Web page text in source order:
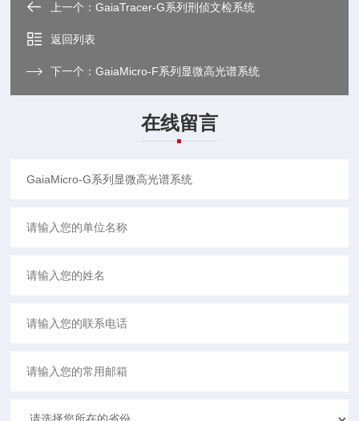
上一个：GaiaTracer-G系列刑侦文检系统
返回列表
下一个：GaiaMicro-F系列显微高光谱系统
在线留言